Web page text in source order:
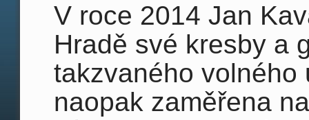
V roce 2014 Jan
Hradě své kresby a
takzvaného
naopak zaměřena